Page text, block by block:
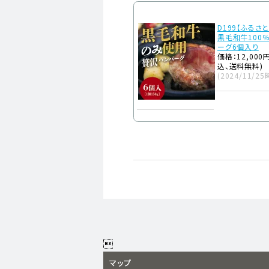
D199【ふるさと
黒毛和牛100
ーグ6個入り
価格：12,000
込、送料無料)
(2024/11/25

マップ